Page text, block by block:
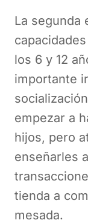
La segunda
los 6 y 12
importante
empezar a
hijos, pero
enseñarles
tienda a
mesada.